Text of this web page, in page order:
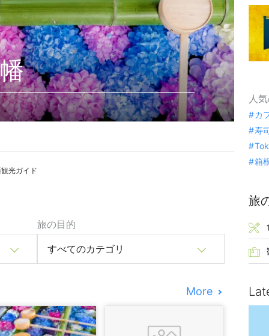
光ガイド
旅の目的
すべてのカテゴリ
More
人
カ
寿
箱
旅